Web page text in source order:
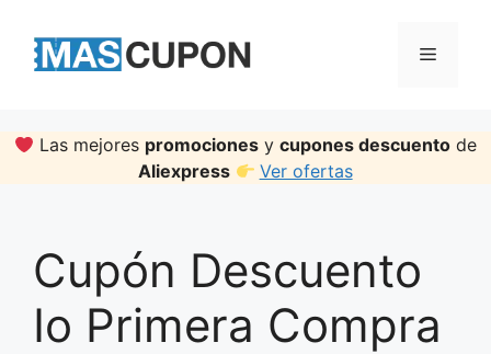
content
Menu
Las mejores promociones ycupones descuento de
Aliexpress
Ver ofertas
Cupón Descuento
Io Primera Compra